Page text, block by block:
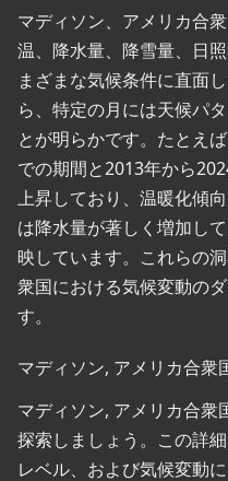
マディソン、アメリカ合
温、降水量、降雪量、日
まざまな気候条件に直面
ら、特定の月には天候パ
とが明らかです。たとえ
での期間と2013年から
上昇しており、温暖化傾
は降水量が著しく増加し
映しています。これらの
衆国における気候変動の
す。
マディソン, アメリカ合衆
マディソン, アメリカ合衆
探索しましょう。この詳
レベル、および気候変動